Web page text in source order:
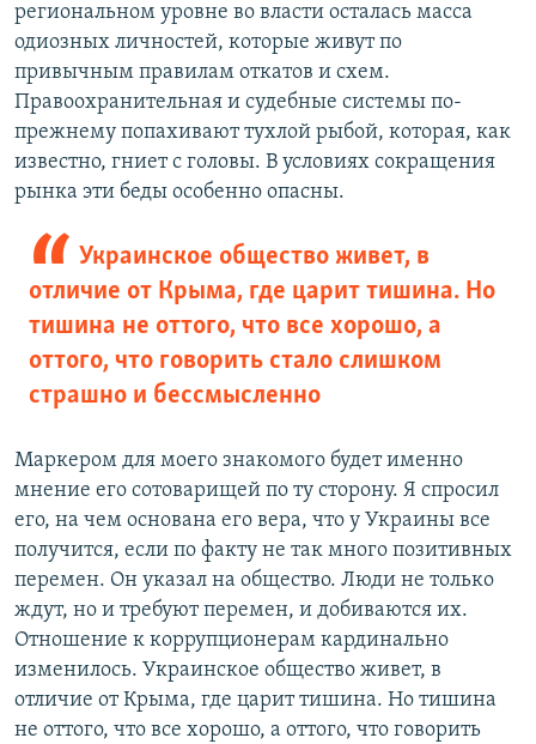
региональном уровне во власти осталась масса
одиозных личностей, которые живут по
привычным правилам откатов и схем.
Правоохранительная и судебные системы по-
прежнему попахивают тухлой рыбой, которая, как
известно, гниет с головы. В условиях сокращения
рынка эти беды особенно опасны.
Украинское общество живет, в
отличие от Крыма, где царит тишина. Но
тишина не оттого, что все хорошо, а
оттого, что говорить стало слишком
страшно и бессмысленно
Маркером для моего знакомого будет именно
мнение его сотоварищей по ту сторону. Я спросил
его, на чем основана его вера, что у Украины все
получится, если по факту не так много позитивных
перемен. Он указал на общество. Люди не только
ждут, но и требуют перемен, и добиваются их.
Отношение к коррупционерам кардинально
изменилось. Украинское общество живет, в
отличие от Крыма, где царит тишина. Но тишина
не оттого, что все хорошо, а оттого, что говорить